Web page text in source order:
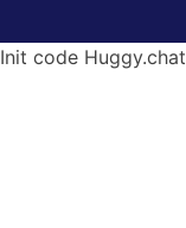
Init code Huggy.chat